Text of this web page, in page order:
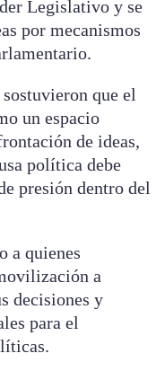
Legislativo y se
por mecanismos
que el
un espacio
de ideas,
política debe
presión dentro del
a quienes
a
decisiones y
para el